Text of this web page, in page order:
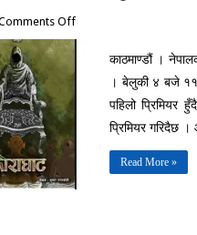
Offon
मण्डला
काठमाण्डौं ।
। बेलुकी ४ बजे ११
पहिलो प्रिमियर
प्रिमियर गरिदैछ ।
Read More »